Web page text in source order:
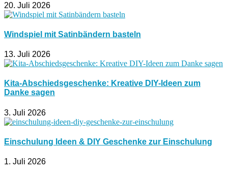
20. Juli 2026
Windspiel mit Satinbändern basteln
13. Juli 2026
Kita-Abschiedsgeschenke: Kreative DIY-Ideen zum
Danke sagen
3. Juli 2026
Einschulung Ideen & DIY Geschenke zur Einschulung
1. Juli 2026